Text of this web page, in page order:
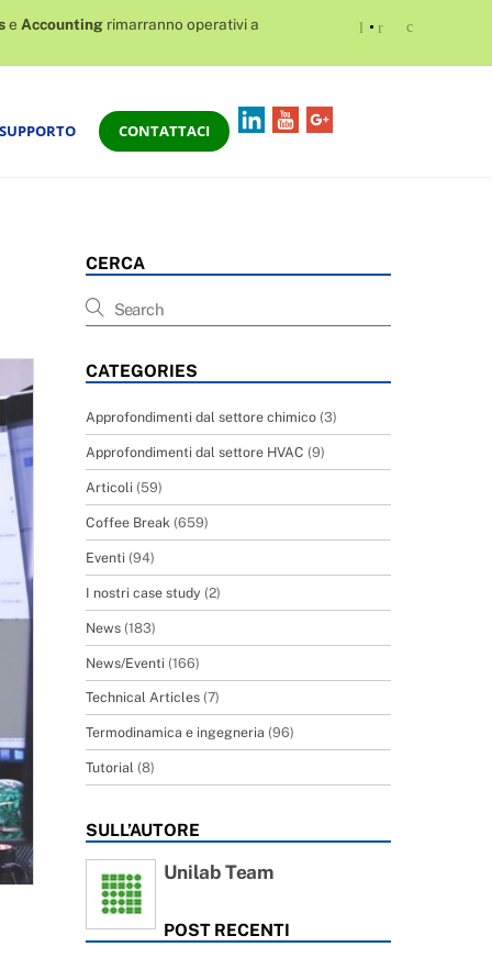
e Accounting rimarranno operativi a c
LinkedInYoutube
CONTATTACI
CERCA
CATEGORIES
Approfondimenti dal settore chimico(3)
Approfondimenti dal settore HVAC (9)
Articoli (59)
Coffee Break(659)
Eventi (94)
I nostri case study (2)
News(183)
News/Eventi (166)
Technical Articles(7)
Termodinamica e ingegneria (96)
Tutorial (8)
SULL’AUTORE
Unilab Team
POST RECENTI